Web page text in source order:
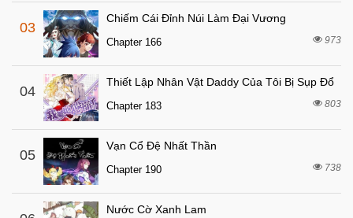
Chapter 178
Chapter 177
Chapter 176 6 tháng trước
Chapter 175 6 tháng trước
Chapter 174.5
Chapter 174 5 tháng trước
Chapter 173
Chapter 172 6 tháng trước
03
Chiếm Cái Đỉnh Núi Làm Đại Vương
Chapter 166 973
04
Thiết Lập Nhân Vật Daddy Của Tôi Bị Sụp Đổ
Chapter 183 803
05
Vạn Cổ Đệ Nhất Thần
Chapter 190 738
Nước Cờ Xanh Lam